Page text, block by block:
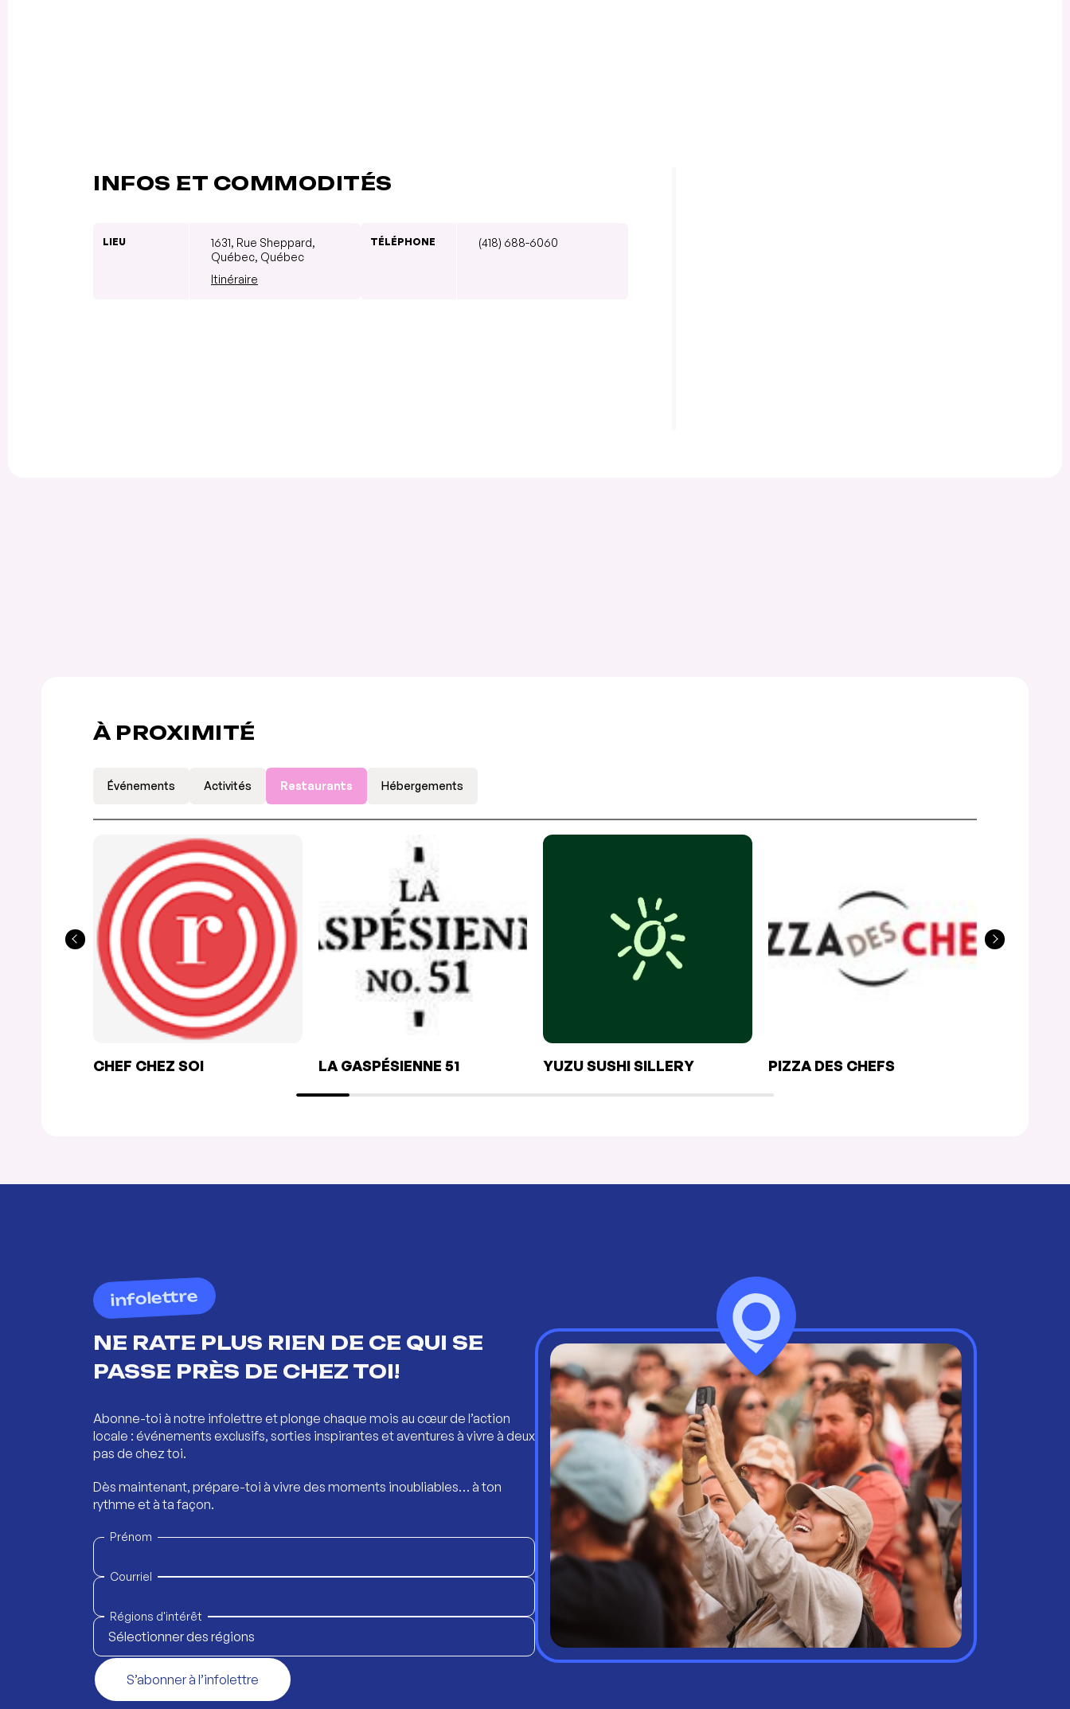
INFOS ET COMMODITÉS
LIEU
1631, Rue Sheppard,
Québec, Québec
Itinéraire
TÉLÉPHONE (418) 688-6060
À PROXIMITÉ
Événements Activités Restaurants Hébergements
CHEF CHEZ SOI LA GASPÉSIENNE 51 YUZU SUSHI SILLERY PIZZA DES CHEFS
infolettre
NE RATE PLUS RIEN DE CE QUI SE
PASSE PRÈS DE CHEZ TOI!
Abonne-toi à notre infolettre et plonge chaque mois au cœur de l’action
locale : événements exclusifs, sorties inspirantes et aventures à vivre à deux
pas de chez toi.
Dès maintenant, prépare-toi à vivre des moments inoubliables… à ton
rythme et à ta façon.
Prénom
Courriel
Régions d'intérêt
Sélectionner des régions
S’abonner à l’infolettre